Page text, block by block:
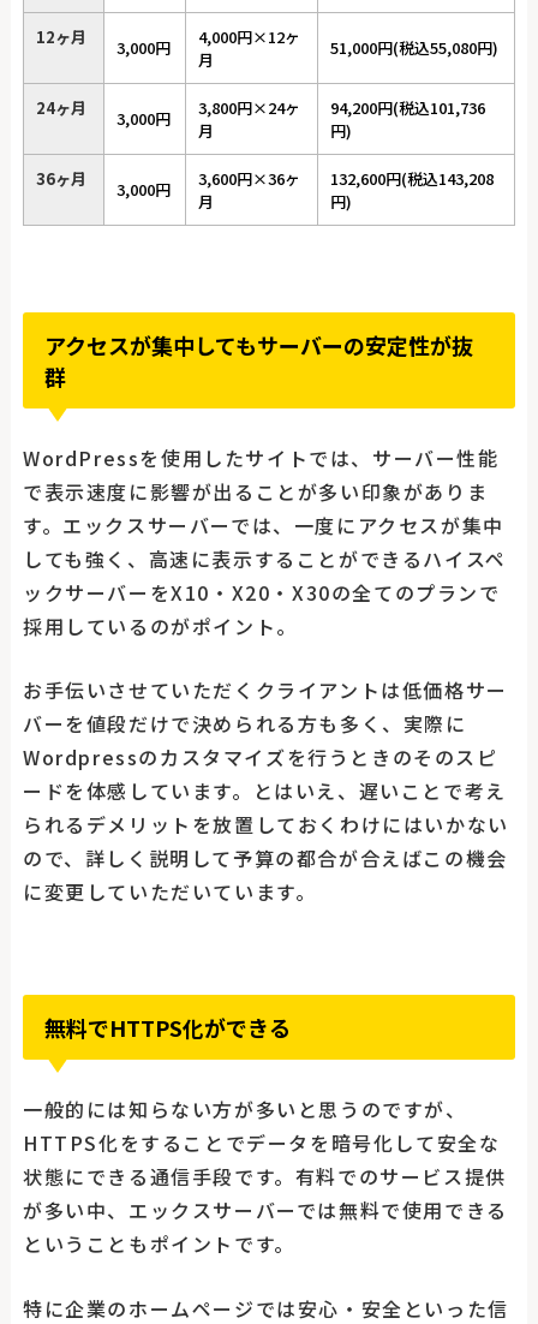
12ヶ月 3,000円
4,000円×12ヶ
月
51,000円(税込55,080円)
24ヶ月 3,000円
3,800円×24ヶ
月
94,200円(税込101,736
円)
36ヶ月 3,000円
3,600円×36ヶ
月
132,600円(税込143,208
円)
アクセスが集中してもサーバーの安定性が抜
群
WordPressを使用したサイトでは、サーバー性能
で表示速度に影響が出ることが多い印象がありま
す。エックスサーバーでは、一度にアクセスが集中
しても強く、高速に表示することができるハイスペ
ックサーバーをX10・X20・X30の全てのプランで
採用しているのがポイント。
お手伝いさせていただくクライアントは低価格サー
バーを値段だけで決められる方も多く、実際に
Wordpressのカスタマイズを行うときのそのスピ
ードを体感しています。とはいえ、遅いことで考え
られるデメリットを放置しておくわけにはいかない
ので、詳しく説明して予算の都合が合えばこの機会
に変更していただいています。
無料でHTTPS化ができる
一般的には知らない方が多いと思うのですが、
HTTPS化をすることでデータを暗号化して安全な
状態にできる通信手段です。有料でのサービス提供
が多い中、エックスサーバーでは無料で使用できる
ということもポイントです。
特に企業のホームページでは安心・安全といった信